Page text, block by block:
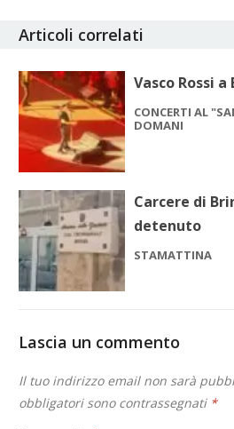
Articoli correlati
Vasco Rossi a
CONCERTI AL
DOMANI
Carcere di
detenuto
STAMATTINA
Lascia un commento
Il tuo indirizzo email non sarà
obbligatori sono contrassegnati *